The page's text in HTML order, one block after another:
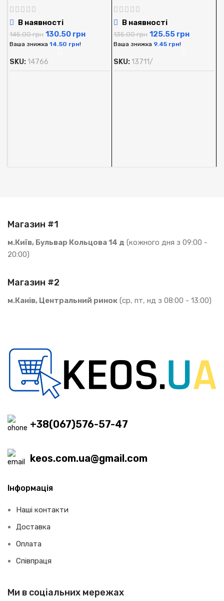
В наявності
145.00грн 130.50 грн
Ваша знижка 14.50 грн!
SKU: 14766
В наявності
135.00грн 125.55 грн
Ваша знижка 9.45 грн!
SKU: 13711/
Магазин #1
м.Київ, Бульвар Кольцова 14 д (кожного дня з 09:00 -
20:00)
Магазин #2
м.Канів, Центральний ринок (ср, пт, нд з 08:00 - 13:00)
+38(067)576-57-47
keos.com.ua@gmail.com
Інформація
Наші контакти
Доставка
Оплата
Співпраця
Ми в соціальних мережах